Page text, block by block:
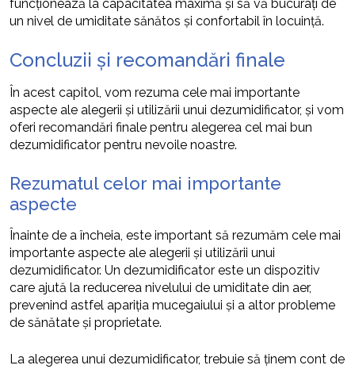
funcționează la capacitatea maximă și să vă bucurați de
un nivel de umiditate sănătos și confortabil în locuință.
Concluzii și recomandări finale
În acest capitol, vom rezuma cele mai importante
aspecte ale alegerii și utilizării unui dezumidificator, și vom
oferi recomandări finale pentru alegerea cel mai bun
dezumidificator pentru nevoile noastre.
Rezumatul celor mai importante
aspecte
Înainte de a încheia, este important să rezumăm cele mai
importante aspecte ale alegerii și utilizării unui
dezumidificator. Un dezumidificator este un dispozitiv
care ajută la reducerea nivelului de umiditate din aer,
prevenind astfel apariția mucegaiului și a altor probleme
de sănătate și proprietate.
La alegerea unui dezumidificator, trebuie să ținem cont de